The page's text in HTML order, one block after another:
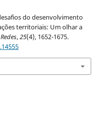
do desenvolvimento
territoriais: Um olhar a
Redes,25(4), 1652-1675.